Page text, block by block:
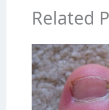
Related